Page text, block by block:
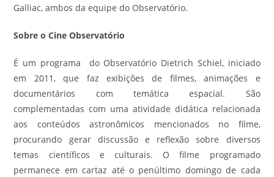
Galliac, ambos da equipe do Observatório.
Sobre o Cine Observatório
É um programa do Observatório Dietrich Schiel, iniciado
em 2011, que faz exibições de filmes, animações e
documentários com temática espacial. São
complementadas com uma atividade didática relacionada
aos conteúdos astronômicos mencionados no filme,
procurando gerar discussão e reflexão sobre diversos
temas científicos e culturais. O filme programado
permanece em cartaz até o penúltimo domingo de cada